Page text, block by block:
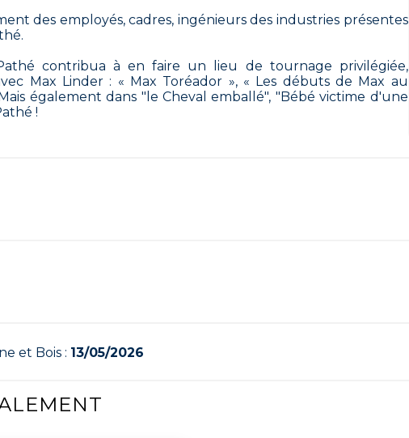
des employés, cadres, ingénieurs des industries présentes
contribua à en faire un lieu de tournage privilégiée,
Max Linder : « Max Toréador », « Les débuts de Max au
également dans "le Cheval emballé", "Bébé victime d'une
!
et Bois : 13/05/2026